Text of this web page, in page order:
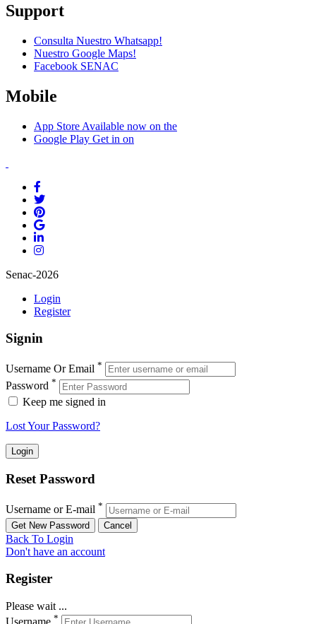
Support
Consulta Nuestro Whatsapp!
Nuestro Google Maps!
Facebook SENAC
Mobile
App Store Available now on the
Google Play Get in on
Senac-2026
Login
Register
Signin
Username Or Email *
Password *
Keep me signed in
Lost Your Password?
Reset Password
Username or E-mail *
Back To Login
Don't have an account
Register
Please wait ...
*